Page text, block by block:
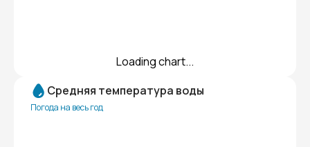
Loading chart...
Средняя температура воды
Погода на весь год